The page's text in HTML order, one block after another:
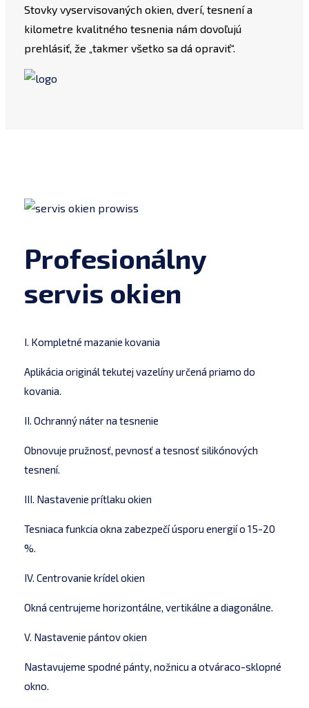
Stovky vyservisovaných okien, dverí, tesnení a
kilometre kvalitného tesnenia nám dovoľujú
prehlásiť, že „takmer všetko sa dá opraviť“.
Profesionálny
servis okien
I. Kompletné mazanie kovania
Aplikácia originál tekutej vazelíny určená priamo do
kovania.
II. Ochranný náter na tesnenie
Obnovuje pružnosť, pevnosť a tesnosť silikónových
tesnení.
III. Nastavenie prítlaku okien
Tesniaca funkcia okna zabezpečí úsporu energií o 15-20
%.
IV. Centrovanie krídel okien
Okná centrujeme horizontálne, vertikálne a diagonálne.
V. Nastavenie pántov okien
Nastavujeme spodné pánty, nožnicu a otváraco-sklopné
okno.